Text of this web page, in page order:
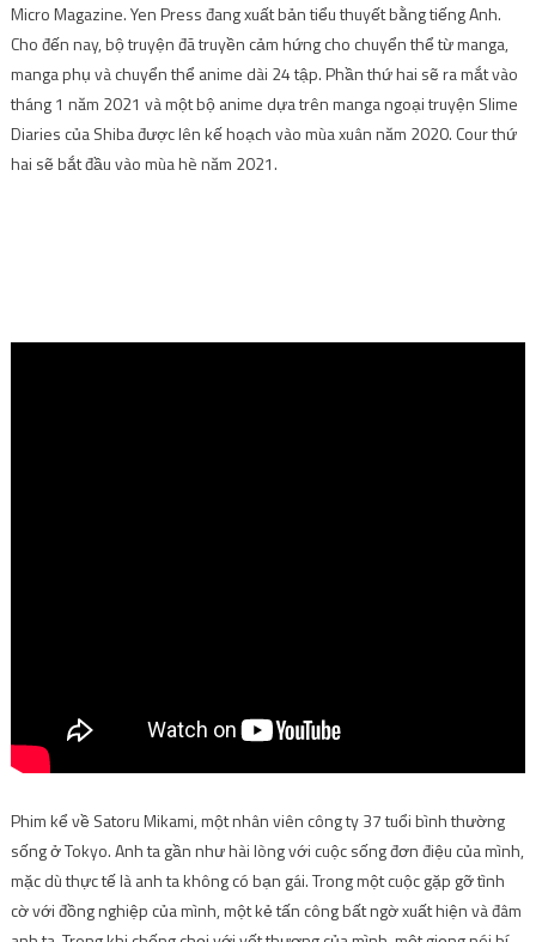
Micro Magazine. Yen Press đang xuất bản tiểu thuyết bằng tiếng Anh.
Cho đến nay, bộ truyện đã truyền cảm hứng cho chuyển thể từ manga,
manga phụ và chuyển thể anime dài 24 tập. Phần thứ hai sẽ ra mắt vào
tháng 1 năm 2021 và một bộ anime dựa trên manga ngoại truyện Slime
Diaries của Shiba được lên kế hoạch vào mùa xuân năm 2020. Cour thứ
hai sẽ bắt đầu vào mùa hè năm 2021.
Phim kể về Satoru Mikami, một nhân viên công ty 37 tuổi bình thường
sống ở Tokyo. Anh ta gần như hài lòng với cuộc sống đơn điệu của mình,
mặc dù thực tế là anh ta không có bạn gái. Trong một cuộc gặp gỡ tình
cờ với đồng nghiệp của mình, một kẻ tấn công bất ngờ xuất hiện và đâm